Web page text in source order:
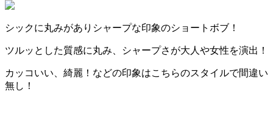
シックに丸みがありシャープな印象のショートボブ！
ツルッとした質感に丸み、シャープさが大人や女性を演出！
カッコいい、綺麗！などの印象はこちらのスタイルで間違い
無し！